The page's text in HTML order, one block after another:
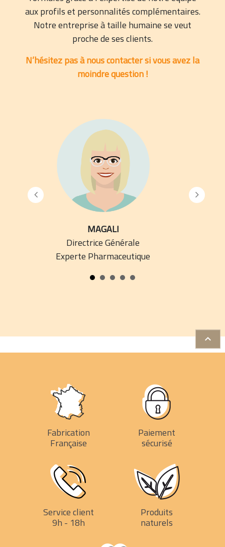
aux profils et personnalités complémentaires.
Notre entreprise à taille humaine se veut
proche de ses clients.
N’hésitez pas à nous contacter si vous avez la
moindre question !
MAGALI
Directrice Générale
Experte Pharmaceutique

Fabrication
Française
Paiement
sécurisé
Service client
9h - 18h
Produits
naturels